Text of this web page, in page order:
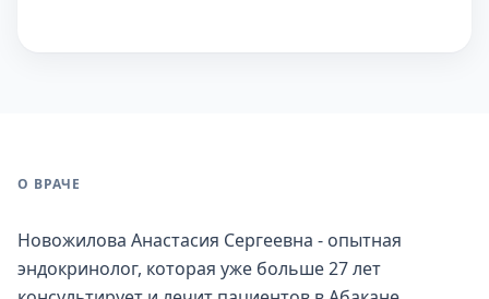
О ВРАЧЕ
Новожилова Анастасия Сергеевна - опытная
эндокринолог, которая уже больше 27 лет